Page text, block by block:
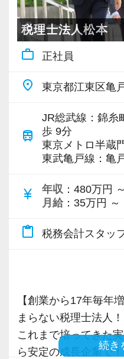
強い税理士法人です】
創業以来17年連続増
上、全国6拠点で安定
お客様に事務所まで
います。
専門Webサイトを10
新規顧問契約のお客
各オフィスに国税OB
応、給付金のサポー
ています。
また、職場環境の改
に対して認証される
税理士法人松本
work_outline 正社員
place 東京都江東区亀
train
JR総武線：錦糸
歩 9分
東京メトロ半蔵
東武亀戸線：亀
currency_yen 年収 ：480万円
月給 ：35万円 ～
content_paste 税務会計スタッ
【創業から17年毎年
まらない税理士法人！
これまで培ってきた
ら安定の成長企業で
続き